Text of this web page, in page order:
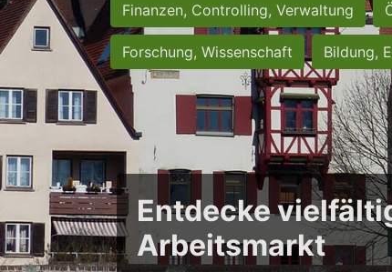
Finanzen, Controlling, Verwaltung
Forschung, Wissenschaft Bildung,
Entdecke
Arbeitsmarkt